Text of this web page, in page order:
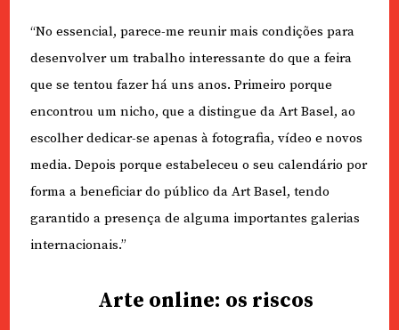
“No essencial, parece-me reunir mais condições para
desenvolver um trabalho interessante do que a feira
que se tentou fazer há uns anos. Primeiro porque
encontrou um nicho, que a distingue da Art Basel, ao
escolher dedicar-se apenas à fotografia, vídeo e novos
media. Depois porque estabeleceu o seu calendário por
forma a beneficiar do público da Art Basel, tendo
garantido a presença de alguma importantes galerias
internacionais.”
Arte online: os riscos